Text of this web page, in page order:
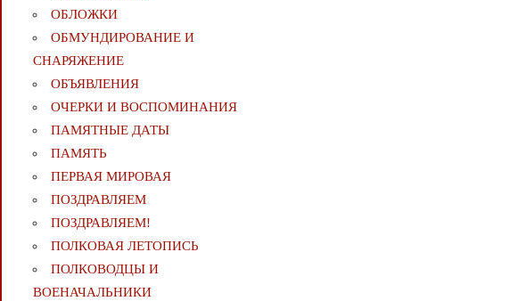
ОБЛОЖКИ
ОБМУНДИРОВАНИЕ И
СНАРЯЖЕНИЕ
ОБЪЯВЛЕНИЯ
ОЧЕРКИ И ВОСПОМИНАНИЯ
ПАМЯТНЫЕ ДАТЫ
ПАМЯТЬ
ПЕРВАЯ МИРОВАЯ
ПОЗДРАВЛЯЕМ
ПОЗДРАВЛЯЕМ!
ПОЛКОВАЯ ЛЕТОПИСЬ
ПОЛКОВОДЦЫ И
ВОЕНАЧАЛЬНИКИ